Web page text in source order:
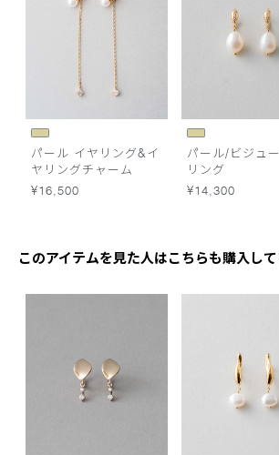
パール イヤリング&イ
ヤリングチャーム
¥16,500
パール/ビジュ
リング
¥14,300
このアイテムを見た人はこちらも購入し